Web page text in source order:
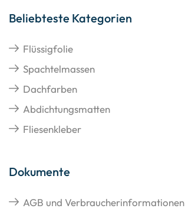
Beliebteste Kategorien
Flüssigfolie
Spachtelmassen
Dachfarben
Abdichtungsmatten
Fliesenkleber
Dokumente
AGB und Verbraucherinformationen